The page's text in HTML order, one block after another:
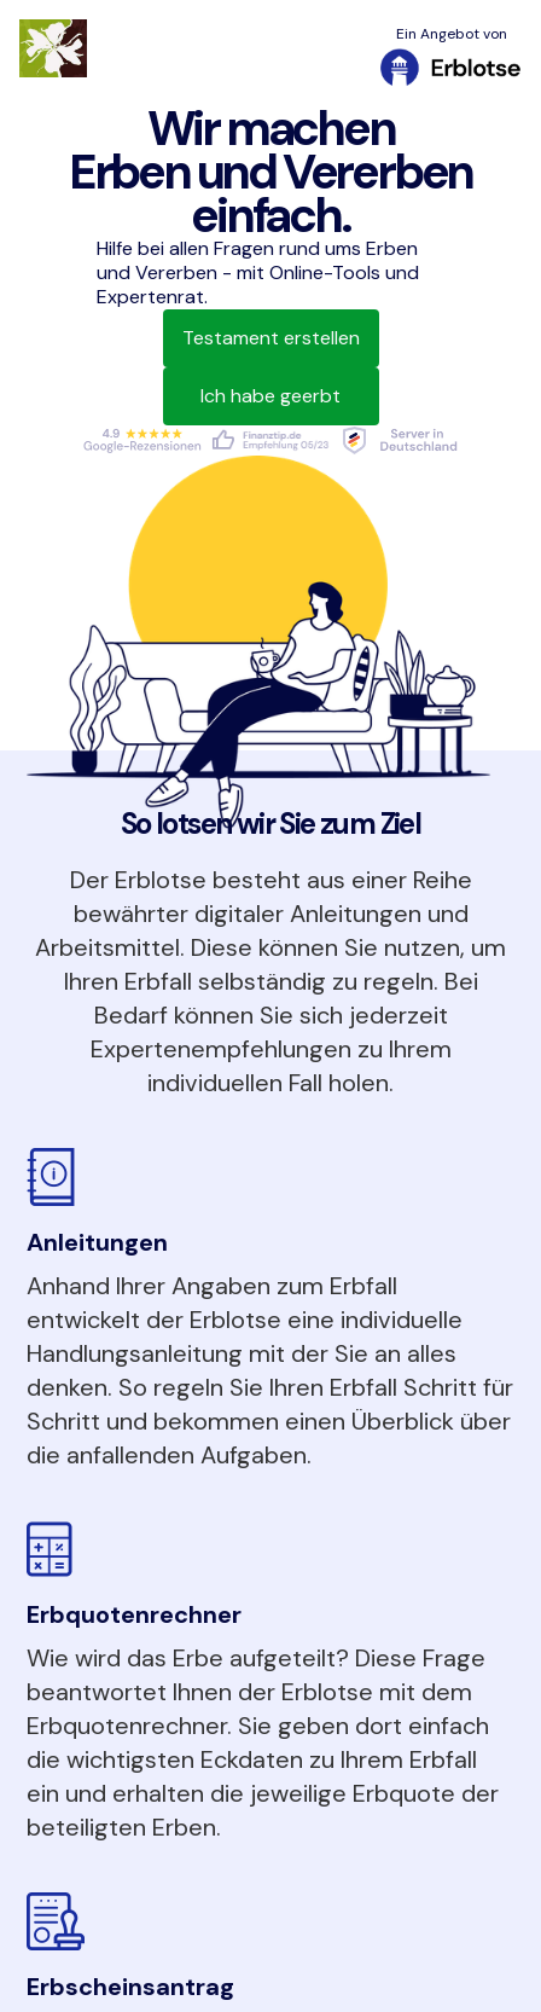
Ein Angebot von
Wir machen
Erben und Vererben
einfach.
Hilfe bei allen Fragen rund ums Erben
und Vererben - mit Online-Tools und
Expertenrat.
Testament erstellen
Ich habe geerbt
So lotsen wir Sie zum Ziel
Der Erblotse besteht aus einer Reihe
bewährter digitaler Anleitungen und
Arbeitsmittel. Diese können Sie nutzen, um
Ihren Erbfall selbständig zu regeln. Bei
Bedarf können Sie sich jederzeit
Expertenempfehlungen zu Ihrem
individuellen Fall holen.
Anleitungen
Anhand Ihrer Angaben zum Erbfall
entwickelt der Erblotse eine individuelle
Handlungsanleitung mit der Sie an alles
denken. So regeln Sie Ihren Erbfall Schritt für
Schritt und bekommen einen Überblick über
die anfallenden Aufgaben.
Erbquotenrechner
Wie wird das Erbe aufgeteilt? Diese Frage
beantwortet Ihnen der Erblotse mit dem
Erbquotenrechner. Sie geben dort einfach
die wichtigsten Eckdaten zu Ihrem Erbfall
ein und erhalten die jeweilige Erbquote der
beteiligten Erben.
Erbscheinsantrag